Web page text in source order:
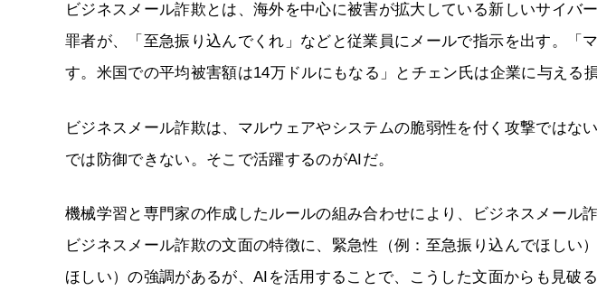
ビジネスメール詐欺とは、海外を中心に被害が拡大している新しいサイバ
罪者が、「至急振り込んでくれ」などと従業員にメールで指示を出す。「
す。米国での平均被害額は14万ドルにもなる」とチェン氏は企業に与える
ビジネスメール詐欺は、マルウェアやシステムの脆弱性を付く攻撃ではな
では防御できない。そこで活躍するのがAIだ。
機械学習と専門家の作成したルールの組み合わせにより、ビジネスメール
ビジネスメール詐欺の文面の特徴に、緊急性（例：至急振り込んでほしい
ほしい）の強調があるが、AIを活用することで、こうした文面からも見破